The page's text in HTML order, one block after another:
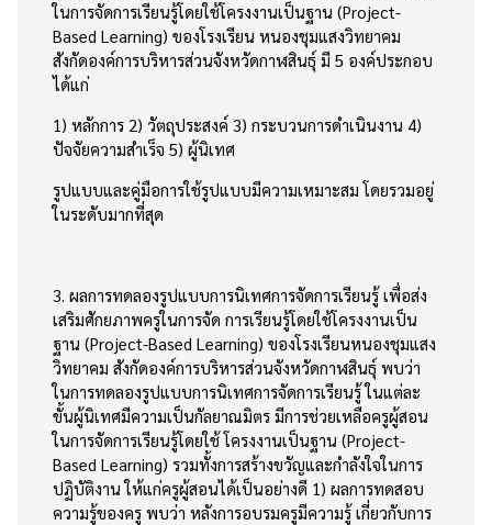
ในการจัดการเรียนรู้โดยใช้โครงงานเป็นฐาน (Project-
Based Learning) ของโรงเรียน หนองชุมแสงวิทยาคม
สังกัดองค์การบริหารส่วนจังหวัดกาฬสินธุ์ มี 5 องค์ประกอบ
ได้แก่
1) หลักการ 2) วัตถุประสงค์ 3) กระบวนการดำเนินงาน 4)
ปัจจัยความสำเร็จ 5) ผู้นิเทศ
รูปแบบและคู่มือการใช้รูปแบบมีความเหมาะสม โดยรวมอยู่
ในระดับมากที่สุด
3. ผลการทดลองรูปแบบการนิเทศการจัดการเรียนรู้ เพื่อส่ง
เสริมศักยภาพครูในการจัด การเรียนรู้โดยใช้โครงงานเป็น
ฐาน (Project-Based Learning) ของโรงเรียนหนองชุมแสง
วิทยาคม สังกัดองค์การบริหารส่วนจังหวัดกาฬสินธุ์ พบว่า
ในการทดลองรูปแบบการนิเทศการจัดการเรียนรู้ ในแต่ละ
ขั้นผู้นิเทศมีความเป็นกัลยาณมิตร มีการช่วยเหลือครูผู้สอน
ในการจัดการเรียนรู้โดยใช้ โครงงานเป็นฐาน (Project-
Based Learning) รวมทั้งการสร้างขวัญและกำลังใจในการ
ปฏิบัติงาน ให้แก่ครูผู้สอนได้เป็นอย่างดี 1) ผลการทดสอบ
ความรู้ของครู พบว่า หลังการอบรมครูมีความรู้ เกี่ยวกับการ